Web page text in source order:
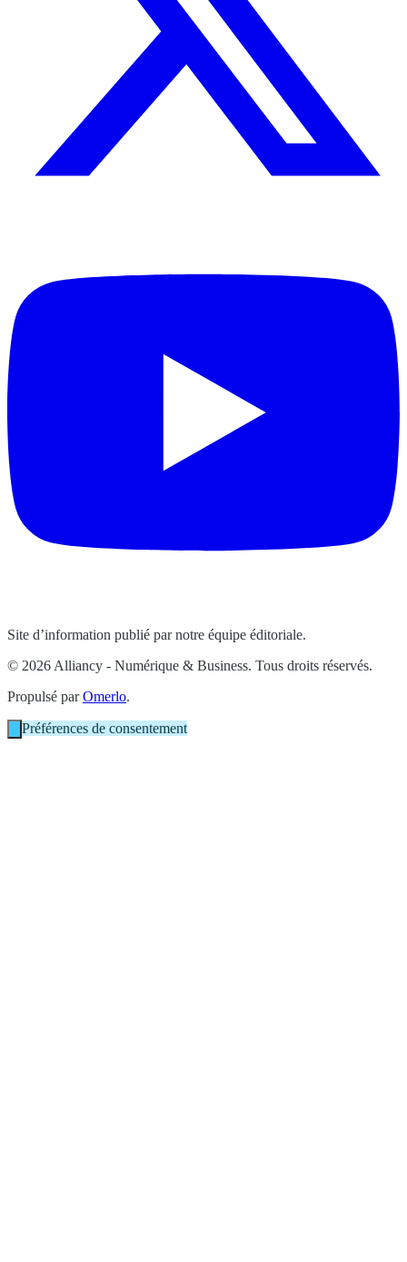
Site d’information publié par notre équipe éditoriale.
© 2026 Alliancy - Numérique & Business. Tous droits réservés.
Propulsé parOmerlo.
Préférences de consentement